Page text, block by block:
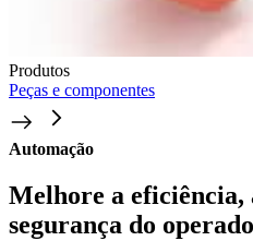
Produtos
Peças e componentes
Automação
Melhore a eficiência,
segurança do